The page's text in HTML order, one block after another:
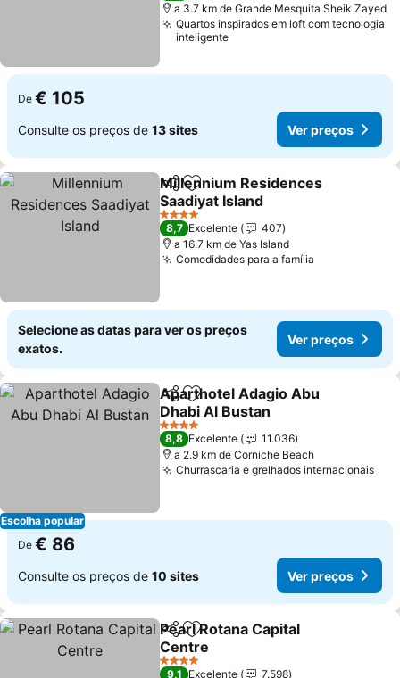
a 3.7 km de Grande Mesquita Sheik Zayed
Quartos inspirados em loft com tecnologia
inteligente
De € 105
Consulte os preços de 13 sites Ver preços
PartilharAdicionar aos favoritos
Millennium Residences
Saadiyat Island
Ver preços
4 Estrelas
8,7 Excelente
407
a 16.7 km de Yas Island
Comodidades para a família
Selecione as datas para ver os preços
exatos.
Ver preços
Escolha popular
PartilharAdicionar aos favoritos
Aparthotel Adagio Abu
Dhabi Al Bustan
Ver preços
4 Estrelas
8,8 Excelente
11.036
a 2.9 km de Corniche Beach
Churrascaria e grelhados internacionais
De € 86
Consulte os preços de 10 sites Ver preços
PartilharAdicionar aos favoritos
Pearl Rotana Capital
Centre
Ver preços
4 Estrelas
9,1 Excelente 7.598